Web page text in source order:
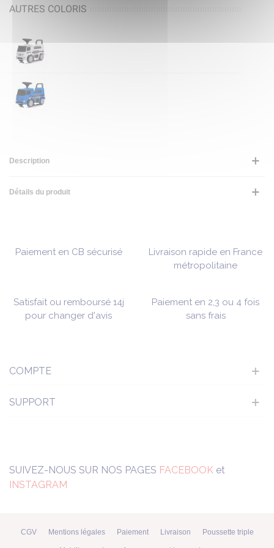
AUTRES COLORIS
Description
Détails du produit
Paiement en CB sécurisé
Livraison rapide en France
métropolitaine
Satisfait ou remboursé 14j
pour changer d'avis
Paiement en 2,3 ou 4 fois
sans frais
SUIVEZ-NOUS SUR NOS PAGES FACEBOOK et
INSTAGRAM
COMPTE
SUPPORT
CGV Mentions légales Paiement Livraison Poussette triple